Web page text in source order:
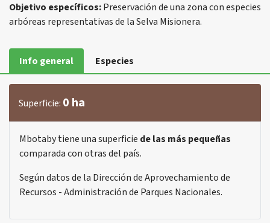
Objetivo específicos:Preservación de una zona con especies
arbóreas representativas de la Selva Misionera.
Info general Especies
Superficie: 0 ha
Mbotaby tiene una superficie de las más pequeñas
comparada con otras del país.
Según datos de la Dirección de Aprovechamiento de
Recursos - Administración de Parques Nacionales.